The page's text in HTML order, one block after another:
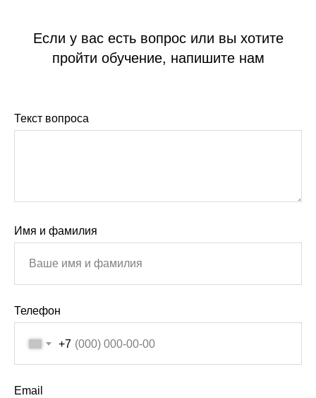
Если у вас есть вопрос или вы хотите
пройти обучение, напишите нам
Текст вопроса
Имя и фамилия
Телефон
+7
Email